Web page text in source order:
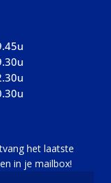
het laatste
in je mailbox!